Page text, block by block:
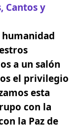
Cantos y
a un salón
el privilegio
esta
con la
la Paz de